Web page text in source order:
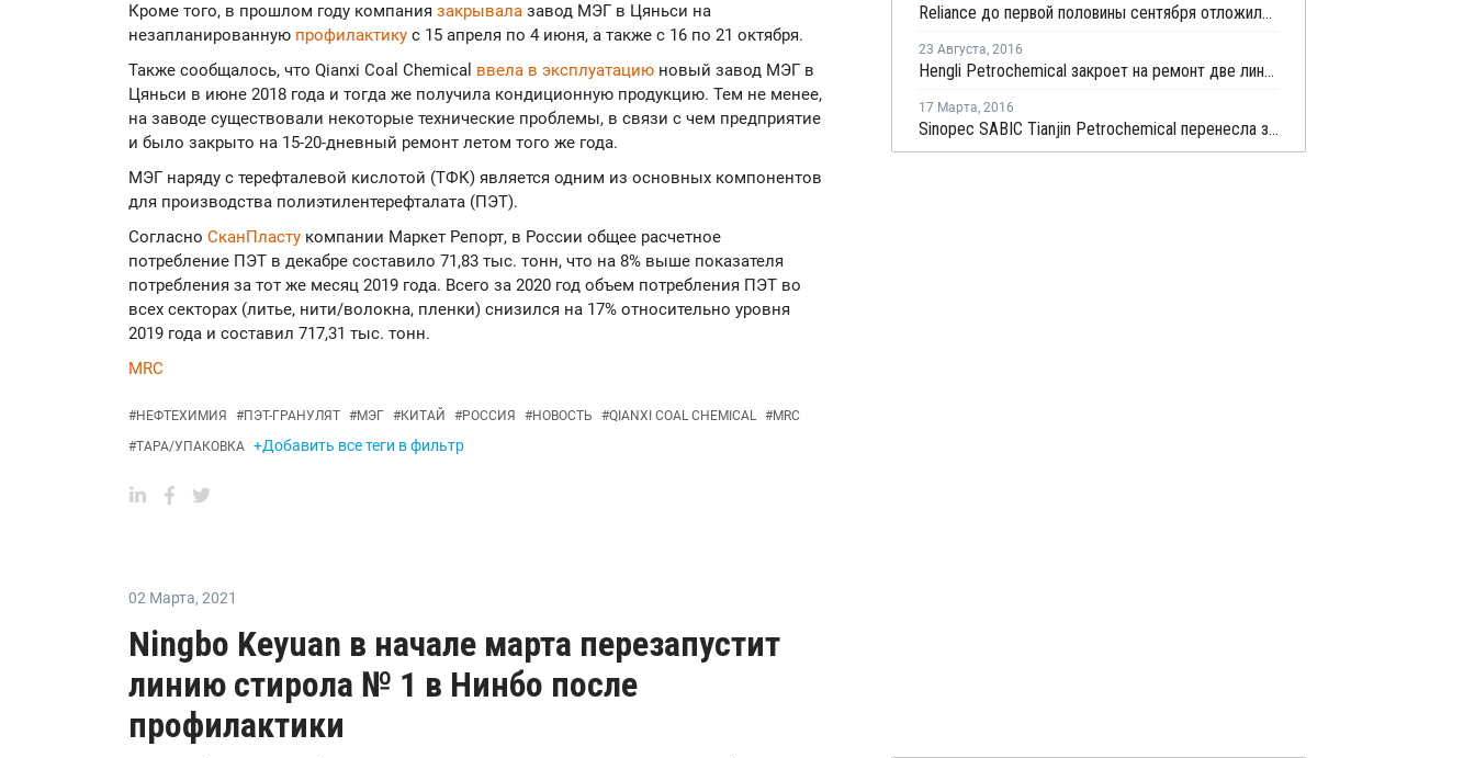
Кроме того, в прошлом году компания закрывала завод МЭГ в Цяньси на
незапланированную профилактику с 15 апреля по 4 июня, а также с 16 по 21 октября.
Также сообщалось, что Qianxi Coal Chemical ввела в эксплуатацию новый завод МЭГ в
Цяньси в июне 2018 года и тогда же получила кондиционную продукцию. Тем не менее,
на заводе существовали некоторые технические проблемы, в связи с чем предприятие
и было закрыто на 15-20-дневный ремонт летом того же года.
МЭГ наряду с терефталевой кислотой (ТФК) является одним из основных компонентов
для производства полиэтилентерефталата (ПЭТ).
Согласно СканПласту компании Маркет Репорт, в России общее расчетное
потребление ПЭТ в декабре составило 71,83 тыс. тонн, что на 8% выше показателя
потребления за тот же месяц 2019 года. Всего за 2020 год объем потребления ПЭТ во
всех секторах (литье, нити/волокна, пленки) снизился на 17% относительно уровня
2019 года и составил 717,31 тыс. тонн.
MRC
#НЕФТЕХИМИЯ #ПЭТ-ГРАНУЛЯТ #МЭГ #КИТАЙ #РОССИЯ #НОВОСТЬ #QIANXI COAL CHEMICAL #MRC
#ТАРА/УПАКОВКА +Добавить все теги в фильтр
Reliance до первой половины сентября отложила запуск нового завода МЭГ в Джамнагаре
23 Августа, 2016
Hengli Petrochemical закроет на ремонт две линии по выпуску ТФК в сентябре-октябре
17 Марта, 2016
Sinopec SABIC Tianjin Petrochemical перенесла запуск производства МЭГ на 20 марта
02 Марта, 2021
Ningbo Keyuan в начале марта перезапустит
линию стирола № 1 в Нинбо после
профилактики